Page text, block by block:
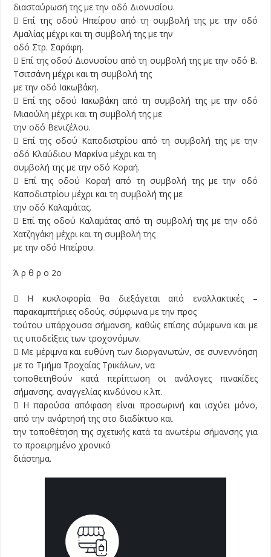
διασταύρωσή της με την οδό Διονυσίου.
 Επί της οδού Ηπείρου από τη συμβολή της με την οδό
Αμαλίας μέχρι και τη συμβολή της με την
οδό Στρ. Σαράφη.
 Επί της οδού Διονυσίου από τη συμβολή της με την οδό Β.
Τσιτσάνη μέχρι και τη συμβολή της
με την οδό Ιακωβάκη.
 Επί της οδού Ιακωβάκη από τη συμβολή της με την οδό
Μιαούλη μέχρι και τη συμβολή της με
την οδό Βενιζέλου.
 Επί της οδού Καποδιστρίου από τη συμβολή της με την
οδό Κλαύδιου Μαρκίνα μέχρι και τη
συμβολή της με την οδό Κοραή.
 Επί της οδού Κοραή από τη συμβολή της με την οδό
Καποδιστρίου μέχρι και τη συμβολή της με
την οδό Καλαμάτας.
 Επί της οδού Καλαμάτας από τη συμβολή της με την οδό
Χατζηγάκη μέχρι και τη συμβολή της
με την οδό Ηπείρου.
Ά ρ θ ρ ο 2ο
 Η κυκλοφορία θα διεξάγεται από εναλλακτικές –
παρακαμπτήριες οδούς, σύμφωνα με την προς
τούτου υπάρχουσα σήμανση, καθώς επίσης σύμφωνα και με
τις υποδείξεις των τροχονόμων.
 Με μέριμνα και ευθύνη των διοργανωτών, σε συνεννόηση
με το Τμήμα Τροχαίας Τρικάλων, να
τοποθετηθούν κατά περίπτωση οι ανάλογες πινακίδες
σήμανσης, αναγγελίας κινδύνου κ.λπ.
 Η παρούσα απόφαση είναι προσωρινή και ισχύει μόνο,
από την ανάρτησή της στο διαδίκτυο και
την τοποθέτηση της σχετικής κατά τα ανωτέρω σήμανσης για
το προειρημένο χρονικό
διάστημα.